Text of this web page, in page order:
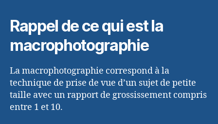
Rappel de ce qui est la
macrophotographie
La macrophotographie correspond à la
technique de prise de vue d’un sujet de petite
taille avec un rapport de grossissement compris
entre 1 et 10.